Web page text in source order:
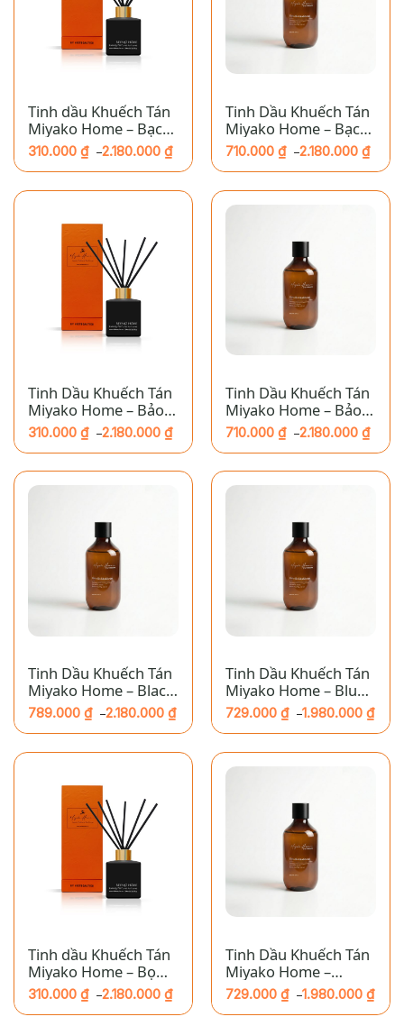
Tinh dầu Khuếch Tán
Miyako Home – Bạch
Dương
310.000 ₫ –2.180.000 ₫
giá:
310.000 ₫
Tinh Dầu Khuếch Tán
Miyako Home – Bạch
Dương
710.000 ₫ –2.180.000 ₫
giá:
710.000 ₫
đến
2.180.000 ₫
Tinh Dầu Khuếch Tán
Miyako Home – Bảo
Bình
310.000 ₫ –2.180.000 ₫
Khoảng
giá:
310.000 ₫
đến
2.180.000 ₫
Tinh Dầu Khuếch Tán
Miyako Home – Bảo
Bình
710.000 ₫ –2.180.000 ₫
Khoảng
giá:
710.000 ₫
đến
2.180.000 ₫
Tinh Dầu Khuếch Tán
Miyako Home – Black
Poppy
789.000 ₫ –2.180.000 ₫
giá:
789.000 ₫
Tinh Dầu Khuếch Tán
Miyako Home – Blue
Bell
729.000 ₫ –1.980.000 ₫
giá:
729.000 ₫
đến
1.980.000 ₫
Tinh dầu Khuếch Tán
Miyako Home – Bọ
Cạp
310.000 ₫ –2.180.000 ₫
giá:
Tinh Dầu Khuếch Tán
Miyako Home –
Bvlgari Aqva
729.000 ₫ –1.980.000 ₫
giá: